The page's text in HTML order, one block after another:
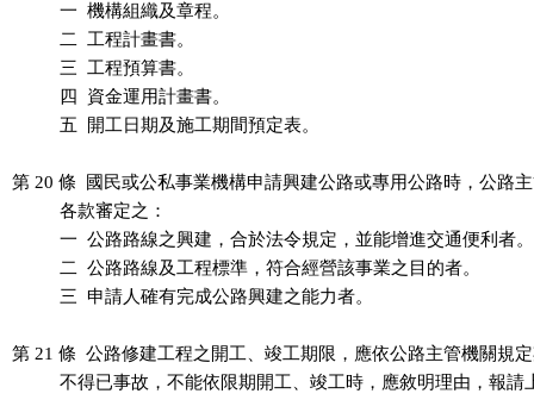
          一  機構組織及章程。
          二  工程計畫書。
          三  工程預算書。
          四  資金運用計畫書。
          五  開工日期及施工期間預定表。
第 20 條  國民或公私事業機構申請興建公路或專用公路時，公路
          各款審定之：
          一  公路路線之興建，合於法令規定，並能增進交通便利者。
          二  公路路線及工程標準，符合經營該事業之目的者。
          三  申請人確有完成公路興建之能力者。
第 21 條  公路修建工程之開工、竣工期限，應依公路主管機關規
不得已事故，不能依限期開工、竣工時，應敘明理由，報